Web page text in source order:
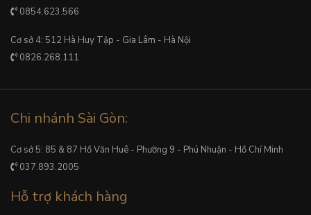
0854.623.566
Cơ sở 4: 512 Hà Huy Tập - Gia Lâm - Hà Nội
0826.268.111
Chi nhánh Sài Gòn:
Cơ sở 5: 85 & 87 Hồ Văn Huê - Phường 9 - Phú Nhuận - Hồ Chí Minh
037.893.2005
Hỗ trợ khách hàng